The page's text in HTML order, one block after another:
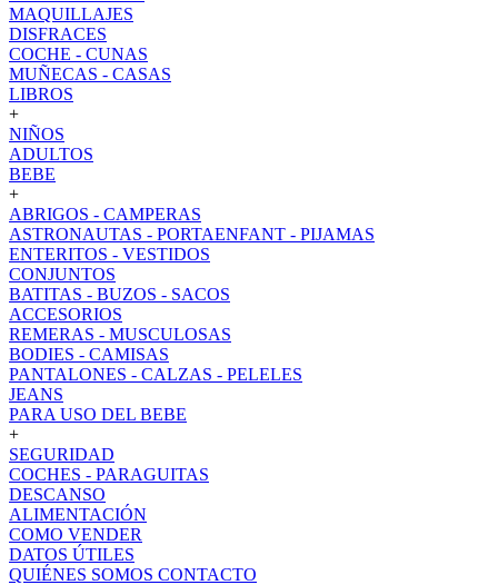
MAQUILLAJES
DISFRACES
COCHE - CUNAS
MUÑECAS - CASAS
LIBROS
+
NIÑOS
ADULTOS
BEBE
+
ABRIGOS - CAMPERAS
ASTRONAUTAS - PORTAENFANT - PIJAMAS
ENTERITOS - VESTIDOS
CONJUNTOS
BATITAS - BUZOS - SACOS
ACCESORIOS
REMERAS - MUSCULOSAS
BODIES - CAMISAS
PANTALONES - CALZAS - PELELES
JEANS
PARA USO DEL BEBE
+
SEGURIDAD
COCHES - PARAGUITAS
DESCANSO
ALIMENTACIÓN
COMO VENDER
DATOS ÚTILES
QUIÉNES SOMOS CONTACTO